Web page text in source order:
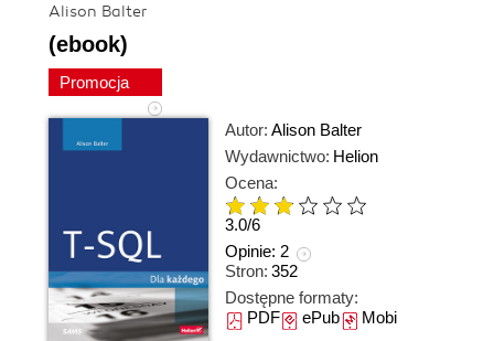
Alison Balter
(ebook)
Promocja
Autor: Alison Balter
Wydawnictwo: Helion
Ocena:
3.0/6
Opinie: 2
Stron: 352
Dostępne formaty:
PDFePubMobi